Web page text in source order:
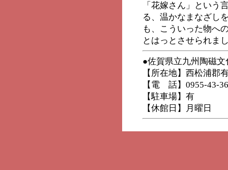
「花嫁さん」という
る、温かなまなざし
も、こういった物へ
とはっとさせられま
●佐賀県立九州陶磁文
【所在地】西松浦郡
【電 話】0955-43-
【駐車場】有
【休館日】月曜日